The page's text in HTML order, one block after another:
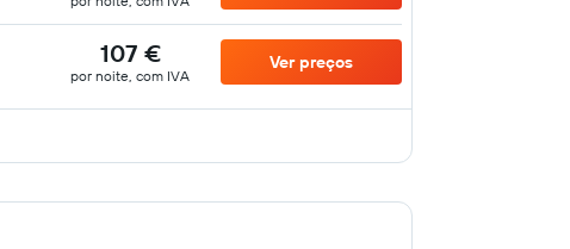
107 €
por noite, com IVA
Ver preços